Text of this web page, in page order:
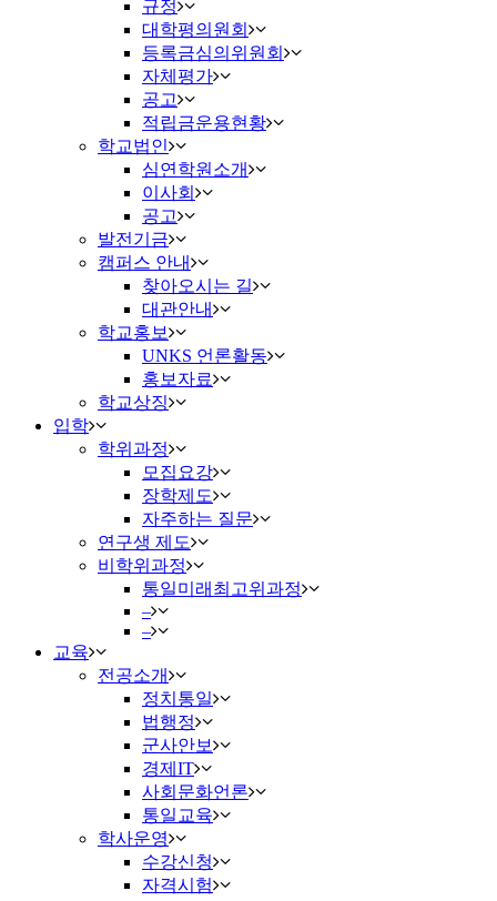
규정
대학평의원회
등록금심의위원회
자체평가
공고
적립금운용현황
학교법인
심연학원소개
이사회
공고
발전기금
캠퍼스 안내
찾아오시는 길
대관안내
학교홍보
UNKS 언론활동
홍보자료
학교상징
입학
학위과정
모집요강
장학제도
자주하는 질문
연구생 제도
비학위과정
통일미래최고위과정
–
–
교육
전공소개
정치통일
법행정
군사안보
경제IT
사회문화언론
통일교육
학사운영
수강신청
자격시험